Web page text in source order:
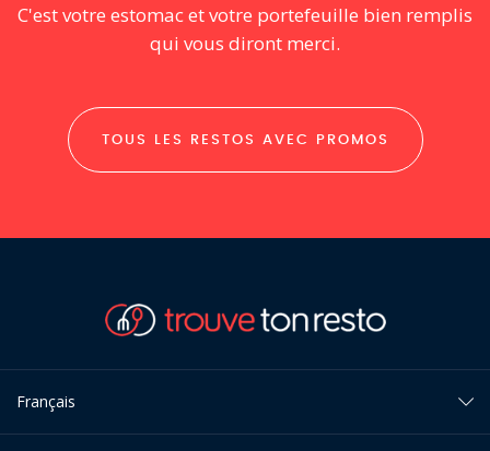
C'est votre estomac et votre portefeuille bien remplis
qui vous diront merci.
TOUS LES RESTOS AVEC PROMOS
Français